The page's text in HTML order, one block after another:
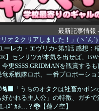
最新記事情報
リオ２クリアしました！」(ヽ´ん
ーレカ・エヴリカ- 第5話 感想：
】センリツが本気を出せば、
今更SSSS.GRIDMANを観賞する
竜系戦隊ロボ、一番プロポーシ
「うちのオタクは社畜かボ
好かれる主人公」の特徴、ガチ
ｺｽﾞｶﾎ…？🐉【蓮ノ空】